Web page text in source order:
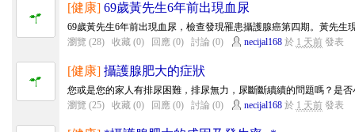
[健康] 69歲黃先生6年前出現血尿
69歲黃先生6年前出現血尿，檢查發現罹患攝護腺癌第四期。黃先生
瀏覽 (28)
收藏 (0) 回應 (0) 討論 (0) necijal168於 1 天前發表
[健康] 攝護腺肥大的症狀
您或是您的家人有排尿困難，排尿無力，尿斷斷續續的問題嗎？是
瀏覽 (25)
收藏 (0) 回應 (0) 討論 (0) necijal168於 1 天前發表